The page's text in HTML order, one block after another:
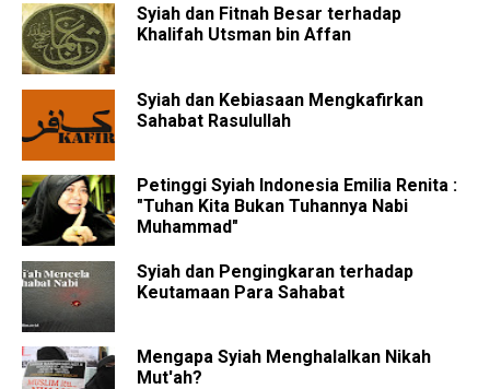
Syiah dan Fitnah Besar terhadap
Khalifah Utsman bin Affan
Syiah dan Kebiasaan Mengkafirkan
Sahabat Rasulullah
Petinggi Syiah Indonesia Emilia Renita :
"Tuhan Kita Bukan Tuhannya Nabi
Muhammad"
Syiah dan Pengingkaran terhadap
Keutamaan Para Sahabat
Mengapa Syiah Menghalalkan Nikah
Mut'ah?